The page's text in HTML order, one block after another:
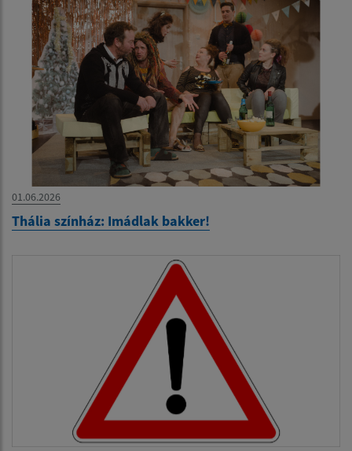
01.06.2026
Thália színház: Imádlak bakker!